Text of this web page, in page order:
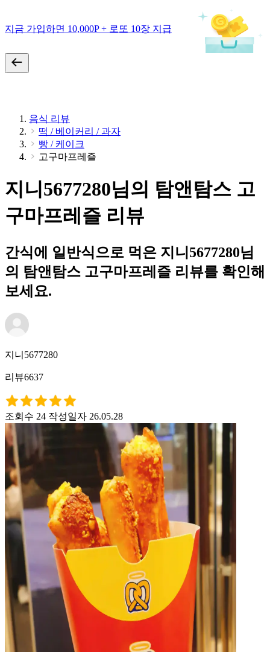
지금 가입하면 10,000P + 로또 10장 지급
음식 리뷰
떡 / 베이커리 / 과자
빵 / 케이크
고구마프레즐
지니5677280님의 탐앤탐스 고
구마프레즐 리뷰
간식에 일반식으로 먹은 지니5677280님
의 탐앤탐스 고구마프레즐 리뷰를 확인해
보세요.
지니5677280
리뷰6637
조회수 24 작성일자 26.05.28